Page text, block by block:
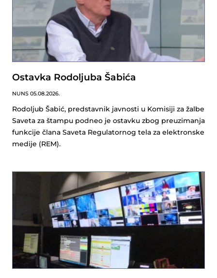
Ostavka Rodoljuba Šabića
NUNS 05.08.2026.
Rodoljub Šabić, predstavnik javnosti u Komisiji za žalbe
Saveta za štampu podneo je ostavku zbog preuzimanja
funkcije člana Saveta Regulatornog tela za elektronske
medije (REM).